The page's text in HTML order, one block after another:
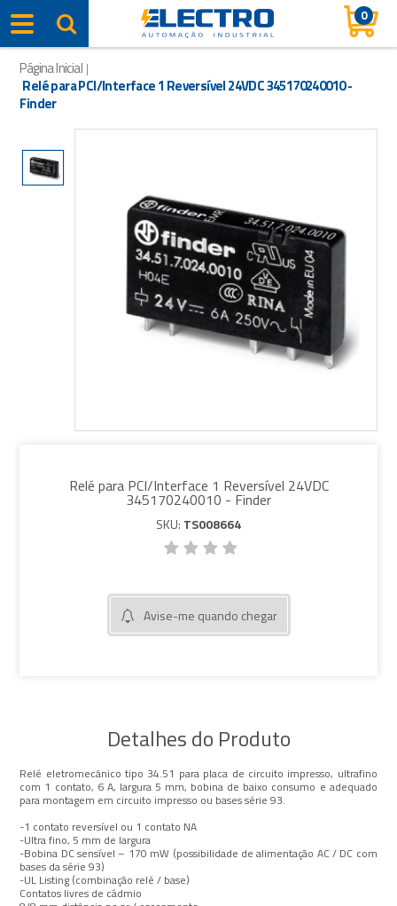
0
Página Inicial |
Relé para PCI/Interface 1 Reversível 24VDC 345170240010 -
Finder
Relé para PCI/Interface 1 Reversível 24VDC
345170240010 - Finder
SKU: TS008664
Avise-me quando chegar
Detalhes do Produto
Relé eletromecânico tipo 34.51 para placa de circuito impresso, ultrafino
com 1 contato, 6 A, largura 5 mm, bobina de baixo consumo e adequado
para montagem em circuito impresso ou bases série 93.
-1 contato reversível ou 1 contato NA
-Ultra fino, 5 mm de largura
-Bobina DC sensível – 170 mW (possibilidade de alimentação AC / DC com
bases da série 93)
-UL Listing (combinação relé / base)
Contatos livres de cádmio